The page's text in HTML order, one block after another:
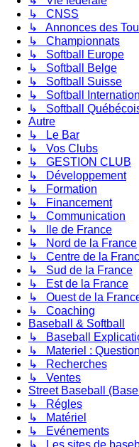
↳ CNSS
↳ Annonces des
↳ Championnats
↳ Softball Europe
↳ Softball Belge
↳ Softball Suisse
↳ Softball
↳ Softball
Autre
↳ Le Bar
↳ Vos Clubs
↳ GESTION CLUB
↳ Développement
↳ Formation
↳ Financement
↳ Communication
↳ Ile de France
↳ Nord de la France
↳ Centre de la
↳ Sud de la France
↳ Est de la France
↳ Ouest de la
↳ Coaching
Baseball & Softball
↳ Baseball
↳ Materiel :
↳ Recherches
↳ Ventes
Street Baseball
↳ Régles
↳ Matériel
↳ Evénements
↳ Les sites de